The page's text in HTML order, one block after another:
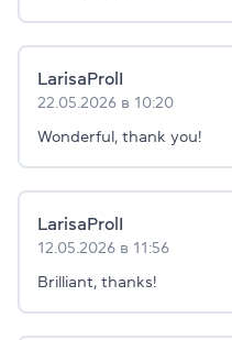
LarisaProlI
22.05.2026 в 10:20
Wonderful, thank you!
LarisaProlI
12.05.2026 в 11:56
Brilliant, thanks!